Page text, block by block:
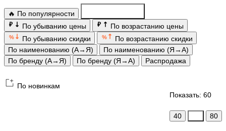
🔥 По популярности
₽ По убыванию цены ₽ По возрастанию цены
% По убыванию скидки %
По возрастанию скидки
По наименованию (А→Я)
По наименованию (Я→А)
По бренду (А→Я)
По бренду (Я→А) Распродажа
По новинкам
Показать: 60
40 80